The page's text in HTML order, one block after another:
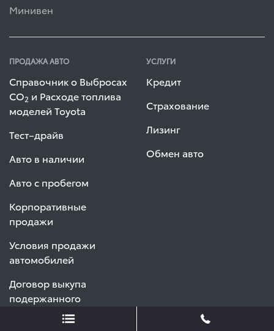
Минивен
ПРОДАЖА АВТО
Справочник о Выбросах
СО2 и Расходе топлива
моделей Toyota
Тест–драйв
Авто в наличии
Авто с пробегом
Корпоративные
продажи
Условия продажи
автомобилей
Договор выкупа
подержанного
автомобиля (ФЛ)
УСЛУГИ
Кредит
Страхование
Лизинг
Обмен авто